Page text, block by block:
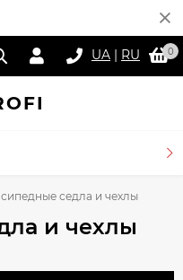
UA | RU 0
седла и чехлы
и чехлы